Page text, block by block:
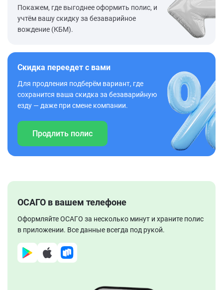
Покажем, где выгоднее оформить полис, и
учтём вашу скидку за безаварийное
вождение (КБМ).
Скидка переедет с вами
Для продления подберём вариант, где
сохранится ваша скидка за безаварийную
езду — даже при смене компании.
Продлить полис
ОСАГО в вашем телефоне
Оформляйте ОСАГО за несколько минут и храните полис
в приложении. Все данные всегда под рукой.